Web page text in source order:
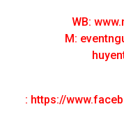
WB:
M:
: https://